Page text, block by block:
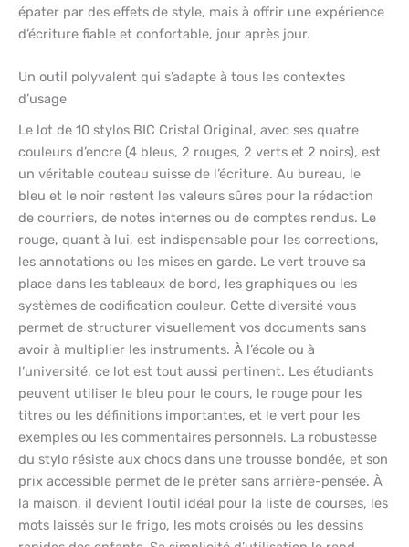
épater par des effets de style, mais à offrir une expérience
d’écriture fiable et confortable, jour après jour.
Un outil polyvalent qui s’adapte à tous les contextes
d’usage
Le lot de 10 stylos BIC Cristal Original, avec ses quatre
couleurs d’encre (4 bleus, 2 rouges, 2 verts et 2 noirs), est
un véritable couteau suisse de l’écriture. Au bureau, le
bleu et le noir restent les valeurs sûres pour la rédaction
de courriers, de notes internes ou de comptes rendus. Le
rouge, quant à lui, est indispensable pour les corrections,
les annotations ou les mises en garde. Le vert trouve sa
place dans les tableaux de bord, les graphiques ou les
systèmes de codification couleur. Cette diversité vous
permet de structurer visuellement vos documents sans
avoir à multiplier les instruments. À l’école ou à
l’université, ce lot est tout aussi pertinent. Les étudiants
peuvent utiliser le bleu pour le cours, le rouge pour les
titres ou les définitions importantes, et le vert pour les
exemples ou les commentaires personnels. La robustesse
du stylo résiste aux chocs dans une trousse bondée, et son
prix accessible permet de le prêter sans arrière-pensée. À
la maison, il devient l’outil idéal pour la liste de courses, les
mots laissés sur le frigo, les mots croisés ou les dessins